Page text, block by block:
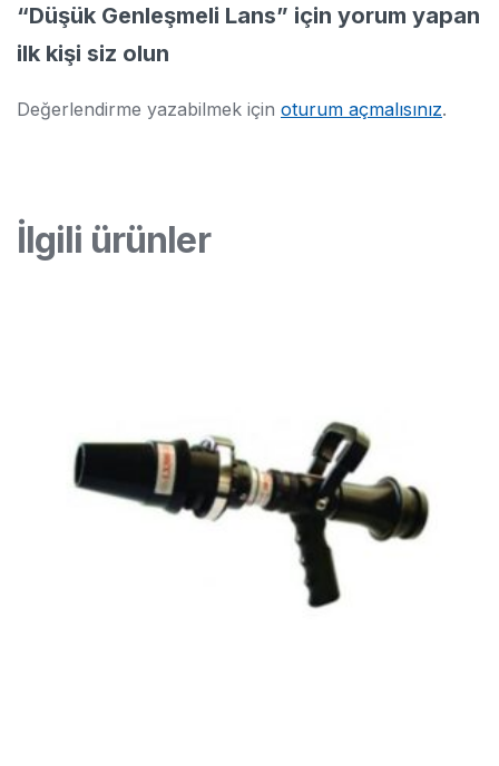
“Düşük Genleşmeli Lans” için yorum yapan
ilk kişi siz olun
Değerlendirme yazabilmek için oturum açmalısınız.
İlgili ürünler